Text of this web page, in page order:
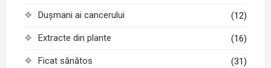
Dușmani ai cancerului (12)
Extracte din plante (16)
Ficat sănătos (31)